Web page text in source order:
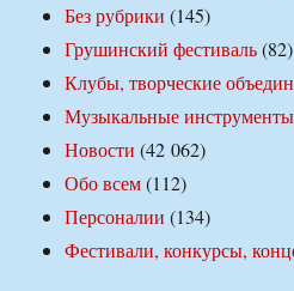
Без рубрики (145)
Грушинский фестиваль(82)
Клубы, творческие
Музыкальные инструменты
Новости (42 062)
Обо всем(112)
Персоналии (134)
Фестивали, конкурсы,